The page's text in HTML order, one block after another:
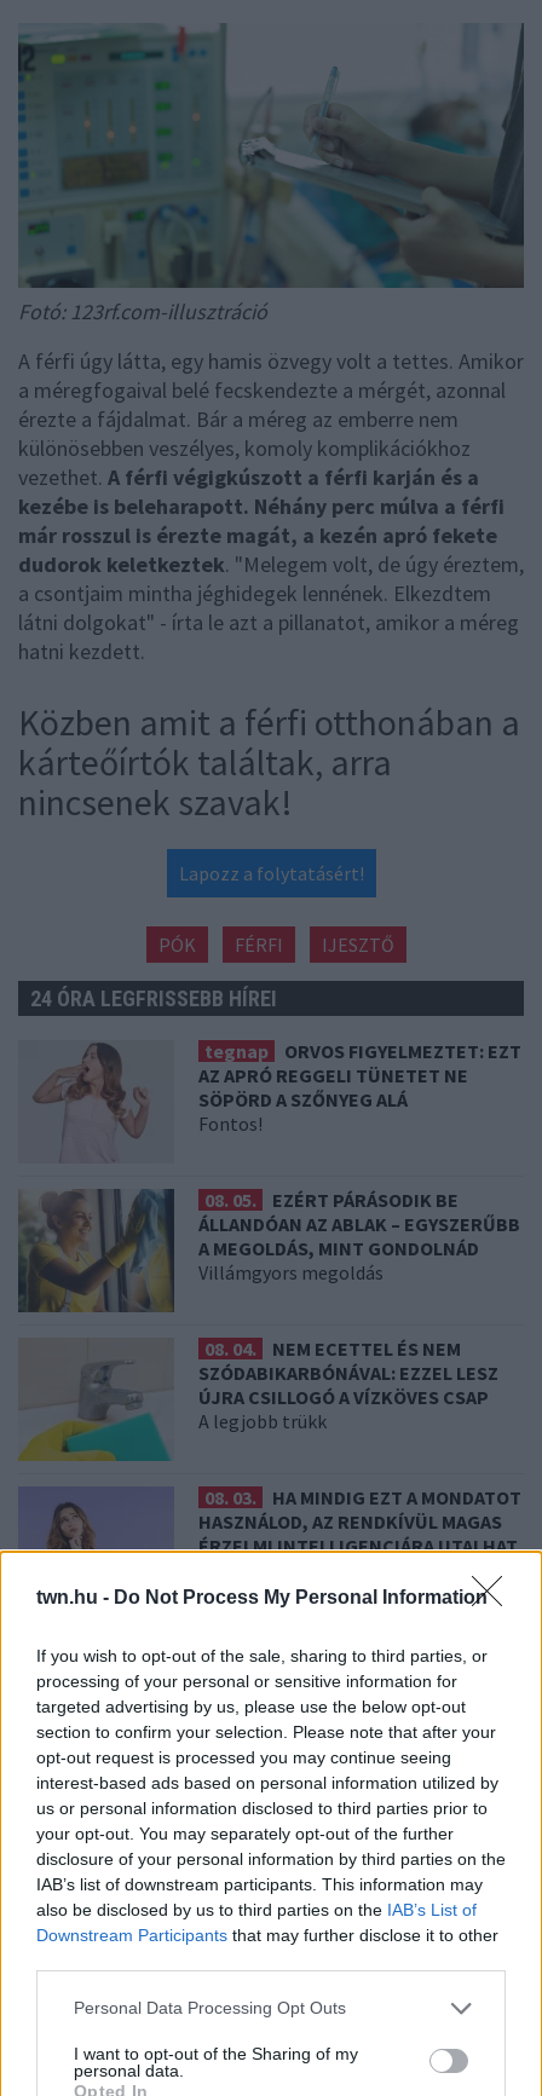
twn.hu - Do Not Process My Personal Information
If you wish to opt-out of the sale, sharing to third parties, or
processing of your personal or sensitive information for
targeted advertising by us, please use the below opt-out
section to confirm your selection. Please note that after your
opt-out request is processed you may continue seeing
interest-based ads based on personal information utilized by
us or personal information disclosed to third parties prior to
your opt-out. You may separately opt-out of the further
disclosure of your personal information by third parties on the
IAB’s list of downstream participants. This information may
also be disclosed by us to third parties on the IAB’s List of
Downstream Participants that may further disclose it to other
Please note that this website/app uses one or more Google
not limited to your visit or usage behaviour. You may click to
grant or deny consent to Google and its third-party tags to
Personal Data Processing Opt Outs
I want to opt-out of the Sharing of my
personal data.
Opted In
Fotó: 123rf.com-illusztráció
A férfi úgy látta, egy hamis özvegy volt a tettes. Amikor
a méregfogaival belé fecskendezte a mérgét, azonnal
érezte a fájdalmat. Bár a méreg az emberre nem
különösebben veszélyes, komoly komplikációkhoz
vezethet. A férfi végigkúszott a férfi karján és a
kezébe is beleharapott. Néhány perc múlva a férfi
már rosszul is érezte magát, a kezén apró fekete
dudorok keletkeztek. "Melegem volt, de úgy éreztem,
a csontjaim mintha jéghidegek lennének. Elkezdtem
látni dolgokat" - írta le azt a pillanatot, amikor a méreg
hatni kezdett.
Közben amit a férfi otthonában a
kárteőírtók találtak, arra
nincsenek szavak!
Lapozz a folytatásért!
PÓK FÉRFI IJESZTŐ
24 ÓRA LEGFRISSEBB HÍREI
tegnap
ORVOS FIGYELMEZTET: EZT
AZ APRÓ REGGELI TÜNETET NE
SÖPÖRD A SZŐNYEG ALÁ
Fontos!
08. 05.
EZÉRT PÁRÁSODIK BE
ÁLLANDÓAN AZ ABLAK – EGYSZERŰBB
A MEGOLDÁS, MINT GONDOLNÁD
Villámgyors megoldás
08. 04.
NEM ECETTEL ÉS NEM
SZÓDABIKARBÓNÁVAL: EZZEL LESZ
ÚJRA CSILLOGÓ A VÍZKÖVES CSAP
A legjobb trükk
08. 03.
HA MINDIG EZT A MONDATOT
HASZNÁLOD, AZ RENDKÍVÜL MAGAS
ÉRZELMI INTELLIGENCIÁRA UTALHAT
08. 02.
SOKAN ROSSZUL TÁROLJÁK A GYÓGYSZEREIKET –
EMIATT CSÖKKENHET A HATÁSUK
Érdemes odafigyelni rá
08. 01.
EGYRE TÖBB FIATALNÁL JELENTKEZIK EZ A
VITAMINHIÁNY – ILYEN JELEKRE FIGYELJ
Erre figyelj!
07. 31.
NEM A CITROMSAV, AZ ECET VAGY A
SZÓDABIKARBÓNA A LEGERŐSEBB: EZT HASZNÁLJÁK A
SZÁLLODÁKBAN A VÍZKŐ ELLEN
Ez a szer tényleg eltünteti a vízkövet
Titkos hozzávaló
24 ÓRA TOVÁBBI HÍREI